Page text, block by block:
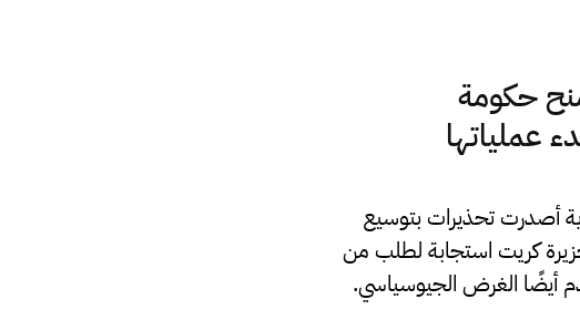
حكومة
عملياتها
أصدرت تحذيرات بتوسيع
كريت استجابة لطلب من
أيضًا الغرض الجيوسياسي.